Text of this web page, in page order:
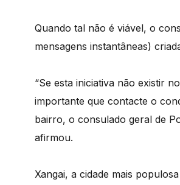
Quando tal não é viável, o
mensagens instantâneas)
“Se esta iniciativa não existir
importante que contacte o
bairro, o consulado geral de
afirmou.
Xangai, a cidade mais